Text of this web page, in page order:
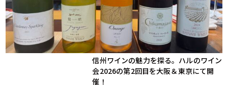
信州ワインの魅力を探る。ハルのワイン
会2026の第2回目を大阪＆東京にて開
催！